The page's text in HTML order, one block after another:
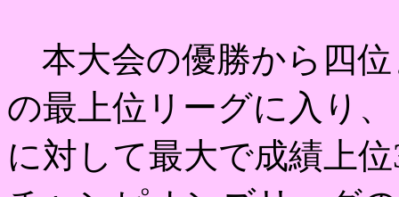
本大会の優勝から四
の最上位リーグに入り
に対して最大で成績上